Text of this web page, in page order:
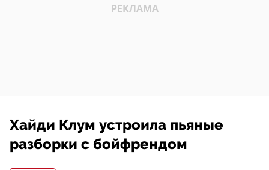
Хайди Клум устроила пьяные
разборки с бойфрендом